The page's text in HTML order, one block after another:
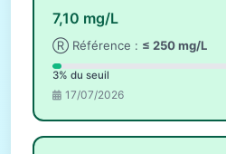
7,10 mg/L
Ⓡ Référence : ≤ 250 mg/L
3% du seuil
17/07/2026